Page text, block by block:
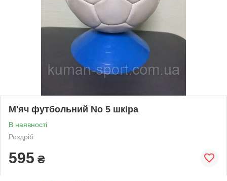
М'яч футбольний No 5 шкіра
В наявності
Роздріб
595 ₴